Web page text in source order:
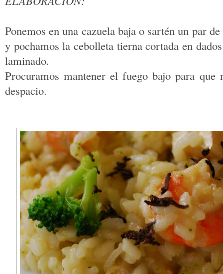
Ponemos en una cazuela baja o sartén un par
y pochamos la cebolleta tierna cortada en
laminado.
Procuramos mantener el fuego bajo para
despacio.